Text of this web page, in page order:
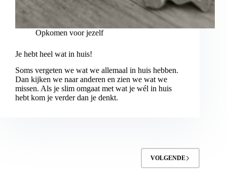
Opkomen voor jezelf
Je hebt heel wat in huis!
Soms vergeten we wat we allemaal in huis hebben.
Dan kijken we naar anderen en zien we wat we
missen. Als je slim omgaat met wat je wél in huis
hebt kom je verder dan je denkt.
VOLGENDE